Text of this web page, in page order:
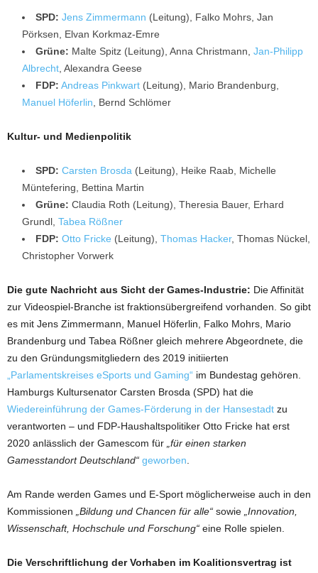
SPD: Jens Zimmermann (Leitung), Falko Mohrs, Jan
Pörksen, Elvan Korkmaz-Emre
Grüne: Malte Spitz (Leitung), Anna Christmann, Jan-Philipp
Albrecht , Alexandra Geese
FDP: Andreas Pinkwart (Leitung), Mario Brandenburg,
Manuel Höferlin , Bernd Schlömer
Kultur- und Medienpolitik
SPD: Carsten Brosda (Leitung), Heike Raab, Michelle
Müntefering, Bettina Martin
Grüne: Claudia Roth (Leitung), Theresia Bauer, Erhard
Grundl, Tabea Rößner
FDP: Otto Fricke (Leitung), Thomas Hacker, Thomas Nückel,
Christopher Vorwerk
Die gute Nachricht aus Sicht der Games-Industrie: Die Affinität
zur Videospiel-Branche ist fraktionsübergreifend vorhanden. So gibt
es mit Jens Zimmermann, Manuel Höferlin, Falko Mohrs, Mario
Brandenburg und Tabea Rößner gleich mehrere Abgeordnete, die
zu den Gründungsmitgliedern des 2019 initiierten
„Parlamentskreises eSports und Gaming“ im Bundestag gehören.
Hamburgs Kultursenator Carsten Brosda (SPD) hat die
Wiedereinführung der Games-Förderung in der Hansestadt zu
verantworten – und FDP-Haushaltspolitiker Otto Fricke hat erst
2020 anlässlich der Gamescom für „für einen starken
Gamesstandort Deutschland“ geworben
Am Rande werden Games und E-Sport möglicherweise auch in den
Kommissionen
„Bildung und Chancen für alle“ sowie „Innovation,
Wissenschaft, Hochschule und Forschung“ eine Rolle spielen.
Die Verschriftlichung der Vorhaben im Koalitionsvertrag ist